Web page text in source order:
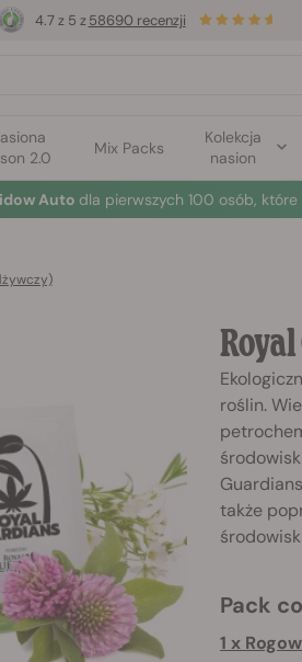
2.0
Mix Packs
Kolekcja
nasion
4.7 z 5 z 58690 recenzji
Auto dla pierwszych 100 osób, które
roślin.
także
Pack